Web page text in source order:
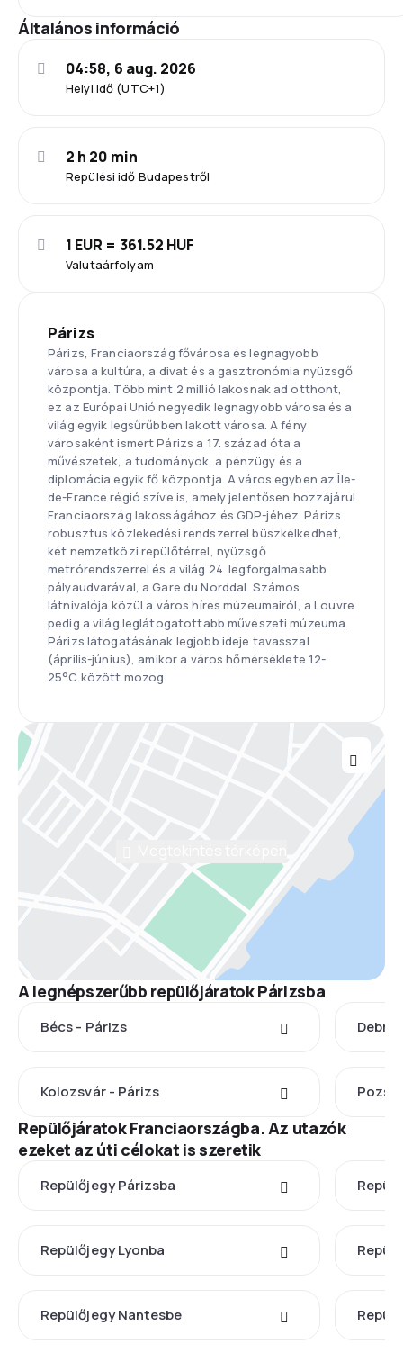
Általános információ
Helyi idő (UTC+1)
04:58, 6 aug. 2026
Repülési idő Budapestről
2 h 20 min
Valutaárfolyam
1 EUR = 361.52 HUF
Párizs
Párizs, Franciaország fővárosa és legnagyobb
városa a kultúra, a divat és a gasztronómia nyüzsgő
központja. Több mint 2 millió lakosnak ad otthont,
ez az Európai Unió negyedik legnagyobb városa és a
világ egyik legsűrűbben lakott városa. A fény
városaként ismert Párizs a 17. század óta a
művészetek, a tudományok, a pénzügy és a
diplomácia egyik fő központja. A város egyben az Île-
de-France régió szíve is, amely jelentősen hozzájárul
Franciaország lakosságához és GDP-jéhez. Párizs
robusztus közlekedési rendszerrel büszkélkedhet,
két nemzetközi repülőtérrel, nyüzsgő
metrórendszerrel és a világ 24. legforgalmasabb
pályaudvarával, a Gare du Norddal. Számos
látnivalója közül a város híres múzeumairól, a Louvre
pedig a világ leglátogatottabb művészeti múzeuma.
Párizs látogatásának legjobb ideje tavasszal
(április-június), amikor a város hőmérséklete 12-
25°C között mozog.
A legnépszerűbb repülőjáratok Párizsba
Bécs - Párizs
Kolozsvár - Párizs
Repülőjáratok Franciaországba. Az utazók
ezeket az úti célokat is szeretik
Repülőjegy Párizsba
Repülőjegy Lyonba
Repülőjegy Nantesbe